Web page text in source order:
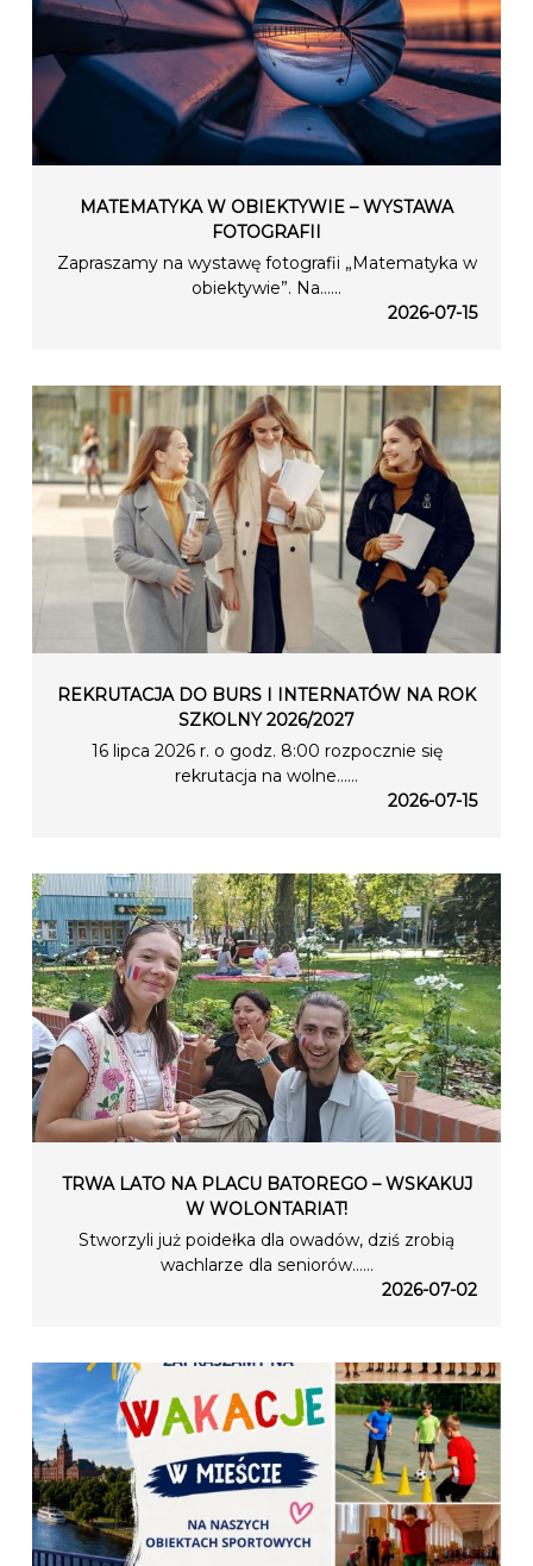
MATEMATYKA W OBIEKTYWIE – WYSTAWA
FOTOGRAFII
Zapraszamy na wystawę fotografii „Matematyka w
obiektywie”. Na…...
2026-07-15
REKRUTACJA DO BURS I INTERNATÓW NA ROK
SZKOLNY 2026/2027
16 lipca 2026 r. o godz. 8:00 rozpocznie się
rekrutacja na wolne…...
2026-07-15
TRWA LATO NA PLACU BATOREGO – WSKAKUJ
W WOLONTARIAT!
Stworzyli już poidełka dla owadów, dziś zrobią
wachlarze dla seniorów…...
2026-07-02